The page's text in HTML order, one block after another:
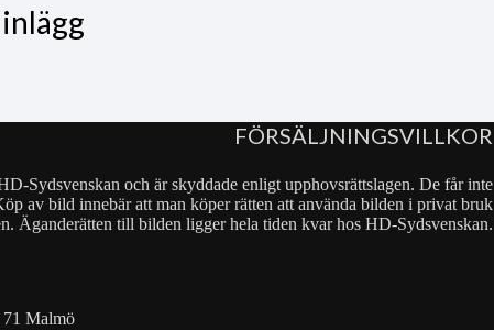
FÖRSÄLJNINGSVILLKOR
Sydsvenskan och är skyddade enligt upphovsrättslagen. De får inte
av bild innebär att man köper rätten att använda bilden i privat bruk
Äganderätten till bilden ligger hela tiden kvar hos HD-Sydsvenskan.
Malmö